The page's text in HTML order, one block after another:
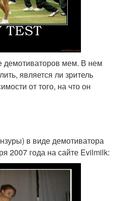
демотиваторов мем. В нем
является ли зритель
от того, на что он
в виде демотиватора
2007 года на сайте Evilmilk: